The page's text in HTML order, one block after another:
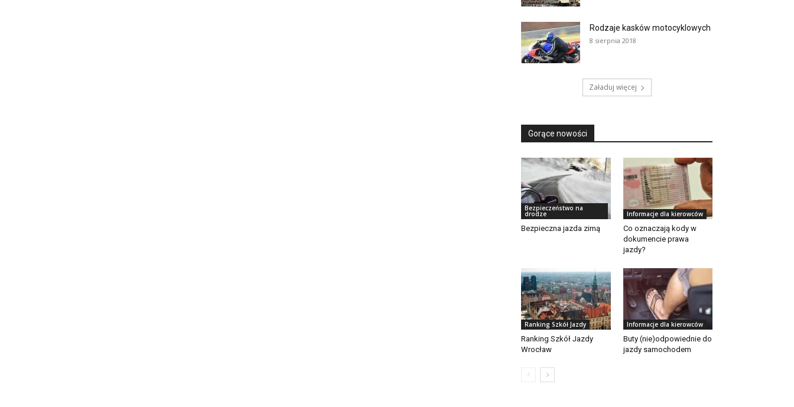
Rodzaje kasków motocyklowych
8 sierpnia 2018
Załaduj więcej
Gorące nowości
Bezpieczeństwo na
drodze
Bezpieczna jazda zimą
Informacje dla kierowców
Co oznaczają kody w
dokumencie prawa
jazdy?
Ranking Szkół Jazdy
Ranking Szkół Jazdy
Wrocław
Informacje dla kierowców
Buty (nie)odpowiednie do
jazdy samochodem